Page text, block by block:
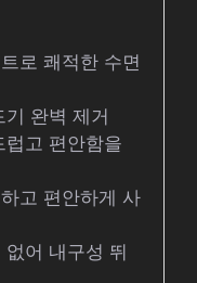
로 쾌적한 수면
완벽 제거
고 편안함을
고 편안하게 사
어 내구성 뛰